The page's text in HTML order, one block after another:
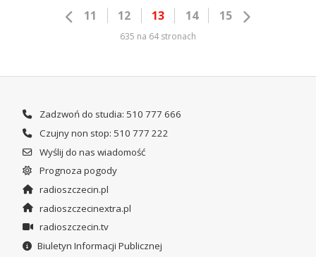
11 12 13 14 15
635 na 64 stronach
Zadzwoń do studia: 510 777 666
Czujny non stop: 510 777 222
Wyślij do nas wiadomość
Prognoza pogody
radioszczecin.pl
radioszczecinextra.pl
radioszczecin.tv
Biuletyn Informacji Publicznej